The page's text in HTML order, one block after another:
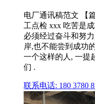
电厂通讯稿范文 【
工点检 xxx 吃苦是
必须经过奋斗和努
岸,也不能尝到成功
一个这样的人, 一提
们 .
联系电话: 180 3780